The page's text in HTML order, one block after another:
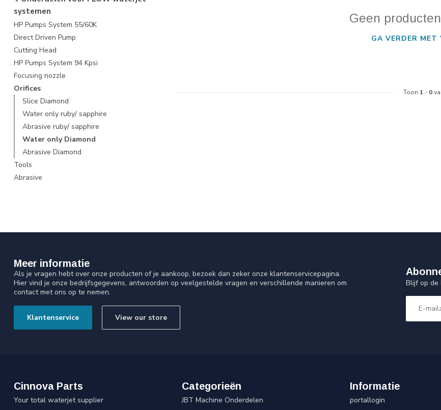
systemen
HP Pumps System 55/60K
Direct Driven Pump
Cutting Head
HP Pumps System 94 Kpsi
Focusing nozzle
Orifices
Slice Diamond
Water only ruby/ sapphire
Abrasive ruby/ sapphire
Water only Diamond
Abrasive Diamond
Tools
Abrasive
Geen
GA VERDER MET
Toon 1 - 0
Meer informatie
Als je vragen hebt over onze producten of je aankoop, bezoek dan zeker onze klantenservicepagina.
Hier vind je onze bedrijfsgegevens, antwoorden op veelgestelde vragen en verschillende manieren om
contact met ons op te nemen.
Klantenservice View our store
Blijf op de
Cinnova Parts
Your total waterjet supplier
Categorieën
JBT Machine Onderdelen
Informatie
portallogin